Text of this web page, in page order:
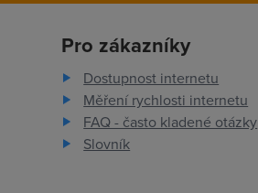
Pro zákazníky
Dostupnost internetu
Měření rychlosti internetu
FAQ - často kladené otázky
Slovník